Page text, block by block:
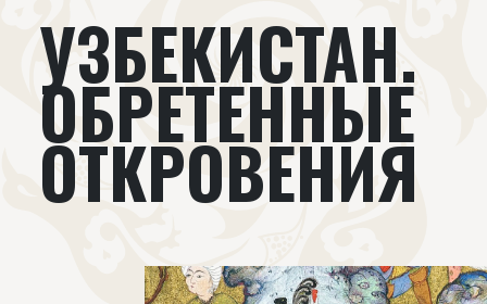
Авторы Всемирное общество
Проекты Подкасты
Книги Видеолекторий
УЗБЕКИСТАН.
ОБРЕТЕННЫЕ
ОТКРОВЕНИЯ